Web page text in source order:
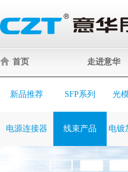
首页 走进意华
新品推荐 SFP系列 光
电源连接器
线束产品 电镀